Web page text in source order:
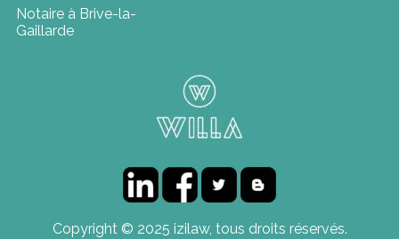
Notaire à Brive-la-
Gaillarde
Copyright © 2025 izilaw, tous droits réservés.